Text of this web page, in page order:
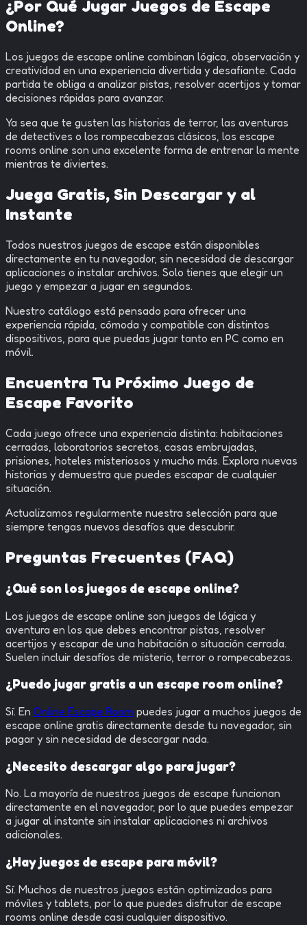
¿Por Qué Jugar Juegos de Escape
Online?
Los juegos de escape online combinan lógica, observación y
creatividad en una experiencia divertida y desafiante. Cada
partida te obliga a analizar pistas, resolver acertijos y tomar
decisiones rápidas para avanzar.
Ya sea que te gusten las historias de terror, las aventuras
de detectives o los rompecabezas clásicos, los escape
rooms online son una excelente forma de entrenar la mente
mientras te diviertes.
Juega Gratis, Sin Descargar y al
Instante
Todos nuestros juegos de escape están disponibles
directamente en tu navegador, sin necesidad de descargar
aplicaciones o instalar archivos. Solo tienes que elegir un
juego y empezar a jugar en segundos.
Nuestro catálogo está pensado para ofrecer una
experiencia rápida, cómoda y compatible con distintos
dispositivos, para que puedas jugar tanto en PC como en
móvil.
Encuentra Tu Próximo Juego de
Escape Favorito
Cada juego ofrece una experiencia distinta: habitaciones
cerradas, laboratorios secretos, casas embrujadas,
prisiones, hoteles misteriosos y mucho más. Explora nuevas
historias y demuestra que puedes escapar de cualquier
situación.
Actualizamos regularmente nuestra selección para que
siempre tengas nuevos desafíos que descubrir.
Preguntas Frecuentes (FAQ)
¿Qué son los juegos de escape online?
Los juegos de escape online son juegos de lógica y
aventura en los que debes encontrar pistas, resolver
acertijos y escapar de una habitación o situación cerrada.
Suelen incluir desafíos de misterio, terror o rompecabezas.
¿Puedo jugar gratis a un escape room online?
Sí. En Online Escape Room puedes jugar a muchos juegos de
escape online gratis directamente desde tu navegador, sin
pagar y sin necesidad de descargar nada.
¿Necesito descargar algo para jugar?
No. La mayoría de nuestros juegos de escape funcionan
directamente en el navegador, por lo que puedes empezar
a jugar al instante sin instalar aplicaciones ni archivos
adicionales.
¿Hay juegos de escape para móvil?
Sí. Muchos de nuestros juegos están optimizados para
móviles y tablets, por lo que puedes disfrutar de escape
rooms online desde casi cualquier dispositivo.